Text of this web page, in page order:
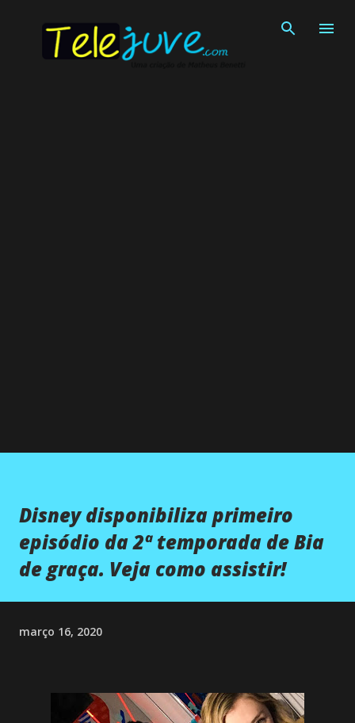
Disney disponibiliza primeiro
episódio da 2ª temporada de Bia
de graça. Veja como assistir!
março 16, 2020